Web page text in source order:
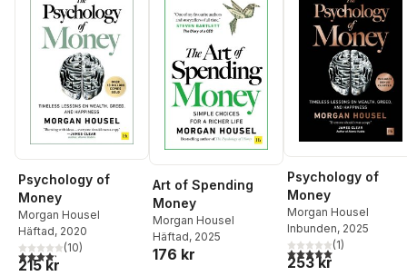
Psychology of
Money
Morgan Housel
Häftad, 2020
4,2utav 5 stjärnor. Totalt antal röster:
(10)
215 kr
Art of Spending
Money
Morgan Housel
Häftad, 2025
176 kr
Psychology of
Money
Morgan Housel
Inbunden, 2025
5,0utav 5 stjärnor.
(1)
253 kr